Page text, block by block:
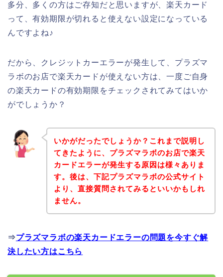
多分、多くの方はご存知だと思いますが、楽天カード
って、有効期限が切れると使えない設定になっている
んですよね♪
だから、クレジットカーエラーが発生して、プラズマ
ラボのお店で楽天カードが使えない方は、一度ご自身
の楽天カードの有効期限をチェックされてみてはいか
がでしょうか？
いかがだったでしょうか？これまで説明し
てきたように、プラズマラボのお店で楽天
カードエラーが発生する原因は様々ありま
す。後は、下記プラズマラボの公式サイト
より、直接質問されてみるといいかもしれ
ません。
⇒プラズマラボの楽天カードエラーの問題を今すぐ解
決したい方はこちら